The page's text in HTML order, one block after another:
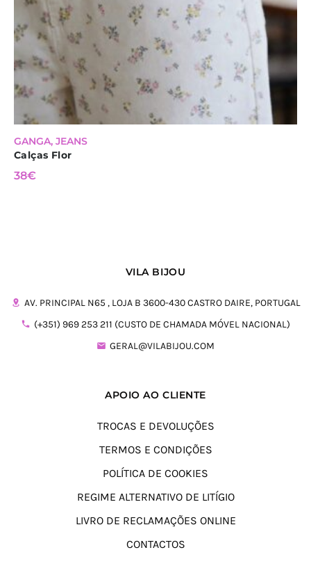
GANGA, JEANS
Calças Flor
38€
VILA BIJOU
AV. PRINCIPAL N65 , LOJA B 3600-430 CASTRO DAIRE, PORTUGAL
(+351) 969 253 211 (CUSTO DE CHAMADA MÓVEL NACIONAL)
GERAL@VILABIJOU.COM
APOIO AO CLIENTE
TROCAS E DEVOLUÇÕES
TERMOS E CONDIÇÕES
POLÍTICA DE COOKIES
REGIME ALTERNATIVO DE LITÍGIO
LIVRO DE RECLAMAÇÕES ONLINE
CONTACTOS